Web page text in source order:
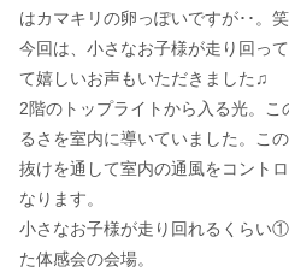
はカマキリの卵っぽいですが･･。笑
今回は、小さなお子様が走り回っ
て嬉しいお声もいただきました♫
2階のトップライトから入る光。こ
るさを室内に導いていました。こ
抜けを通して室内の通風をコント
なります。
小さなお子様が走り回れるくらい
た体感会の会場。